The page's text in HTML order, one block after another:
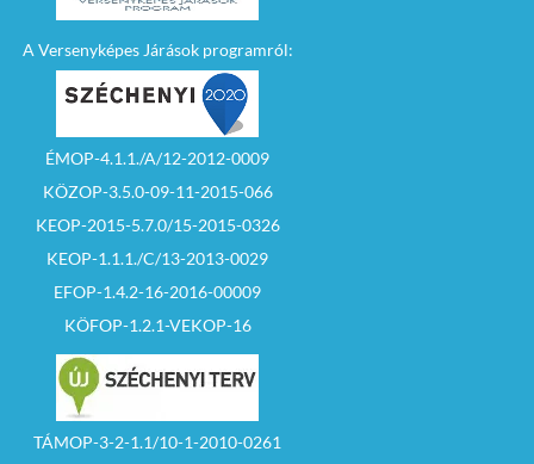
A Versenyképes Járások programról:
ÉMOP-4.1.1./A/12-2012-0009
KÖZOP-3.5.0-09-11-2015-066
KEOP-2015-5.7.0/15-2015-0326
KEOP-1.1.1./C/13-2013-0029
EFOP-1.4.2-16-2016-00009
KÖFOP-1.2.1-VEKOP-16
TÁMOP-3-2-1.1/10-1-2010-0261